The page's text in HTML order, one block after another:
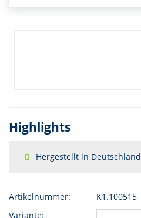
Highlights
Hergestellt in Deutschland
Artikelnummer:
K1.100515
Variante: